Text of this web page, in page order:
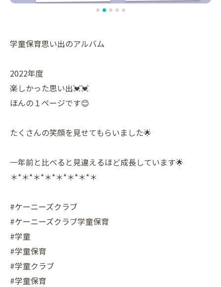
学童保育思い出のアルバム
2022年度
楽しかった思い出💓💓
ほんの１ページです😊
たくさんの笑顔を見せてもらいました🌟
一年前と比べると見違えるほど成長しています🌟
＊*＊*＊*＊*＊*＊*＊*＊
#ケーニーズクラブ
#ケーニーズクラブ学童保育
#学童
#学童保育
#学童クラブ
#学童保育